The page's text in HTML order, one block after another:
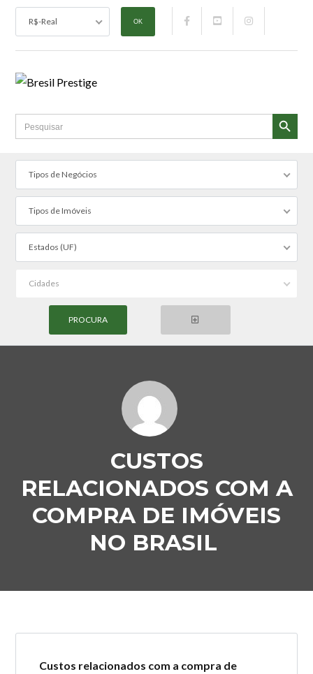
Nome de Usuário
Senha
imóvel? CADASTRE-SE
R$-Real
Search
for:
SEARCH BUTTON
Tipos de Negócios
Tipos de Imóveis
Estados (UF)
Cidades
CUSTOS
RELACIONADOS COM A
COMPRA DE IMÓVEIS
NO BRASIL
Custos relacionados com a compra de